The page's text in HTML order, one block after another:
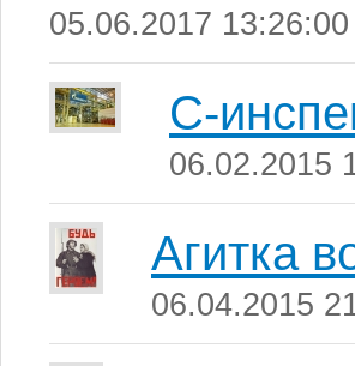
05.06.2017 13:26:00
C-
06.02.2015
Агитка
06.04.2015